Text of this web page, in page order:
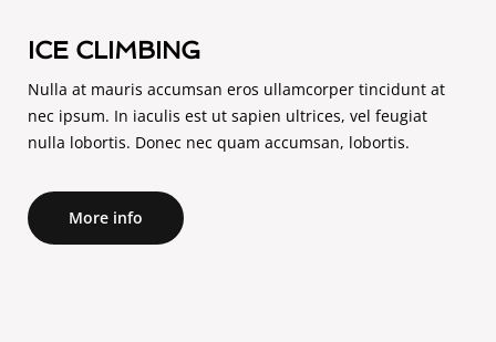
ICE CLIMBING
Nulla at mauris accumsan eros ullamcorper tincidunt at
nec ipsum. In iaculis est ut sapien ultrices, vel feugiat
nulla lobortis. Donec nec quam accumsan, lobortis.
More info